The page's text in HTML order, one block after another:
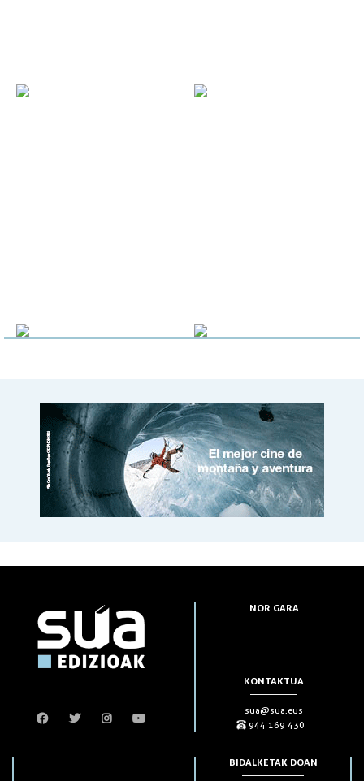
NOR GARA
KONTAKTUA
sua@sua.eus
944 169 430
BIDALKETAK DOAN